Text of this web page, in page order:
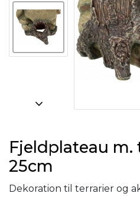
Fjeldplateau
25cm
Dekoration til terrarier og